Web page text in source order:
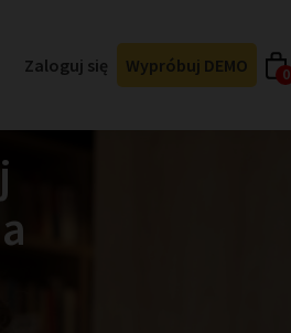
Zaloguj się Wypróbuj DEMO 0